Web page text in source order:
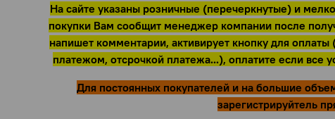
На сайте указаны розничные (перечеркнутые) и
покупки Вам сообщит менеджер компании после
напишет комментарии, активирует кнопку для
платежом, отсрочкой платежа...), оплатите если все
Для постоянных покупателей и на большие
зарегистрируйтель